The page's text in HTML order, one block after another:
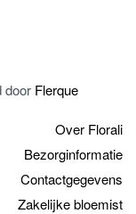
door Flerque
Over Florali
Bezorginformatie
Contactgegevens
Zakelijke bloemist